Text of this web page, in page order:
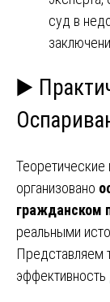
суд в
▶️
организовано
гражданском
реальными
Представляем
эффективность